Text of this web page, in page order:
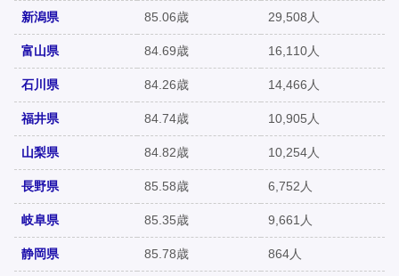
新潟県 85.06歳 29,508人
富山県 84.69歳 16,110人
石川県 84.26歳 14,466人
福井県 84.74歳 10,905人
山梨県 84.82歳 10,254人
長野県 85.58歳 6,752人
岐阜県 85.35歳 9,661人
静岡県 85.78歳 864人